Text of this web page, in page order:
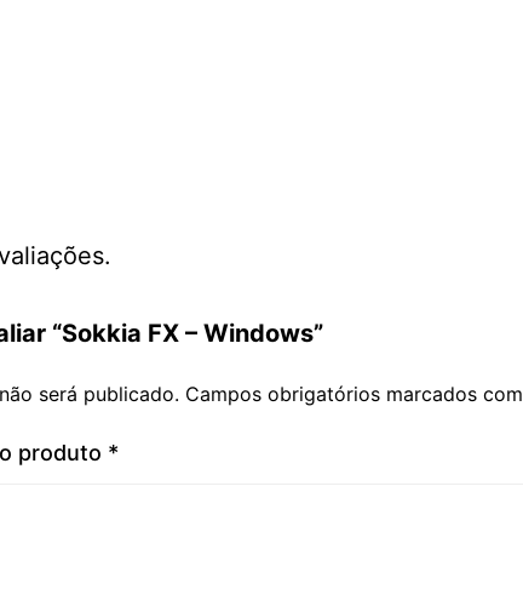
“Sokkia FX – Windows”
será publicado. Campos obrigatórios marcados com
produto *